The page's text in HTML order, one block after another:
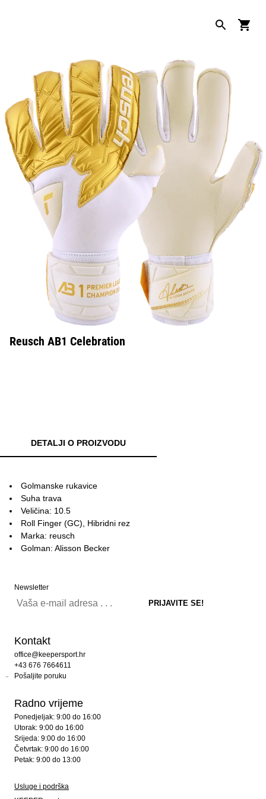
Reusch AB1 Celebration
DETALJI O PROIZVODU
Golmanske rukavice
Suha trava
Veličina: 10.5
Roll Finger (GC), Hibridni rez
Marka: reusch
Golman: Alisson Becker
Newsletter
Kontakt
office@keepersport.hr
+43 676 7664611
Pošaljite poruku
Radno vrijeme
Ponedjeljak: 9:00 do 16:00
Utorak: 9:00 do 16:00
Srijeda: 9:00 do 16:00
Četvrtak: 9:00 do 16:00
Petak: 9:00 do 13:00
Usluge i podrška